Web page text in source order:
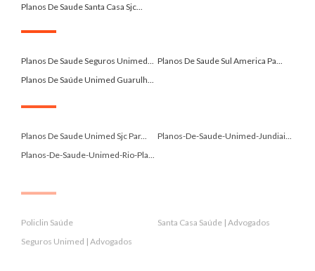
Planos De Saude Santa Casa Sjc...
Planos De Saude Seguros Unimed...
Planos De Saude Sul America Pa...
Planos De Saúde Unimed Guarulh...
Planos De Saude Unimed Sjc Par...
Planos-De-Saude-Unimed-Jundiai...
Planos-De-Saude-Unimed-Rio-Pla...
.
Seguros Unimed | Advogados